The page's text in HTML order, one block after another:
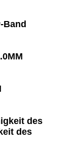
Band
des
des